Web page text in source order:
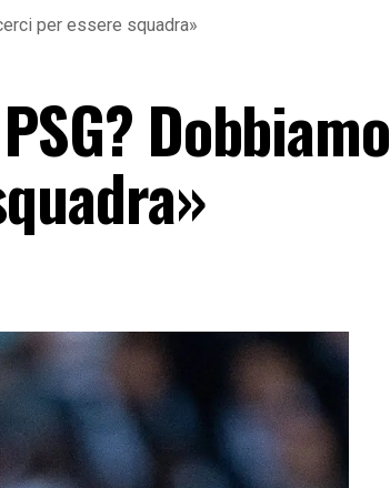
per essere squadra»
Dobbiamo